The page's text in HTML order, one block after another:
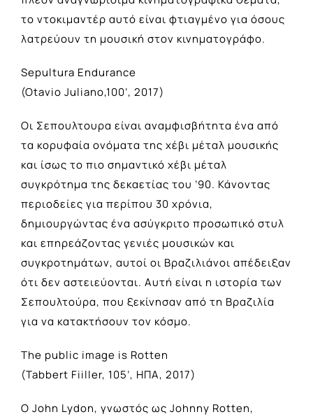
το ντοκιμαντέρ αυτό είναι φτιαγμένο για όσους
λατρεύουν τη μουσική στον κινηματογράφο.
Sepultura Endurance
(Otavio Juliano,100’, 2017)
Οι Σεπουλτουρα είναι αναμφισβήτητα ένα από
τα κορυφαία ονόματα της χέβι μέταλ μουσικής
και ίσως το πιο σημαντικό χέβι μέταλ
συγκρότημα της δεκαετίας του ’90. Κάνοντας
περιοδείες για περίπου 30 χρόνια,
δημιουργώντας ένα ασύγκριτο προσωπικό στυλ
και επηρεάζοντας γενιές μουσικών και
συγκροτημάτων, αυτοί οι Βραζιλιάνοι απέδειξαν
ότι δεν αστειεύονται. Αυτή είναι η ιστορία των
Σεπουλτούρα, που ξεκίνησαν από τη Βραζιλία
για να κατακτήσουν τον κόσμο.
The public image is Rotten
(Tabbert Fiiller, 105’, ΗΠΑ, 2017)
O John Lydon, γνωστός ως Johnny Rotten,